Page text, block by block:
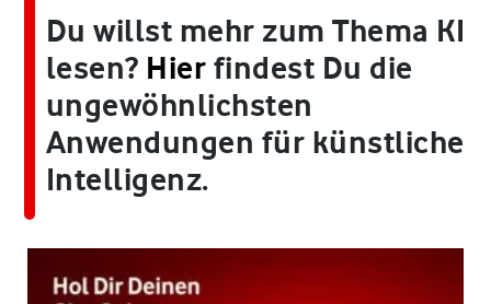
Du willst mehr zum Thema KI
lesen? Hier findest Du die
ungewöhnlichsten
Anwendungen für künstliche
Intelligenz.